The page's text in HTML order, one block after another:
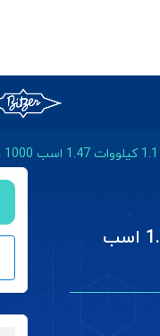
الکتروموتور سه فاز الکتروژن 1.1 کیلووات 1.47 اسب